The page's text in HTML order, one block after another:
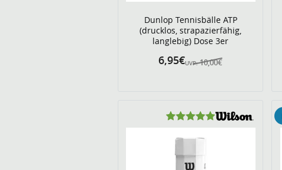
Dunlop Tennisbälle ATP
(drucklos, strapazierfähig,
langlebig) Dose 3er
UVP: 10,00€
6,95€